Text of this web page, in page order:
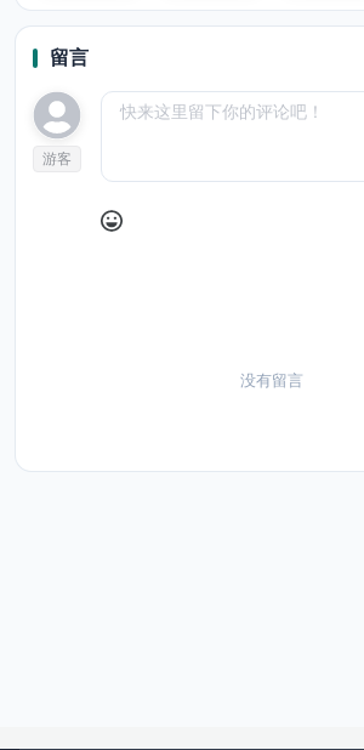
Guitar
留言
游客
没有留言